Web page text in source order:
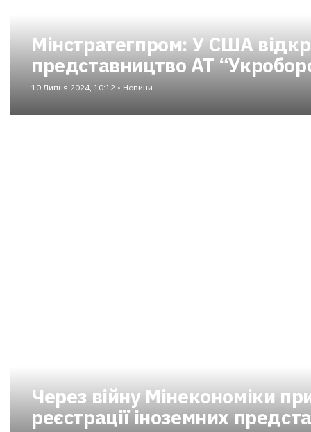
Мінстратегпром: У США
представництво АТ
10 Липня 2024, 10:12 • Новини
Через війну Мінекономіки
реєстрації іноземних